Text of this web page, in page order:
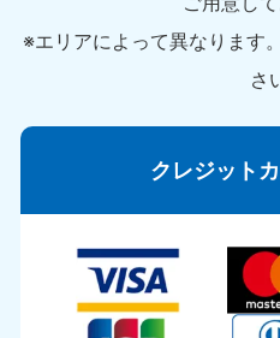
※エリアによって異なります
さ
クレジット